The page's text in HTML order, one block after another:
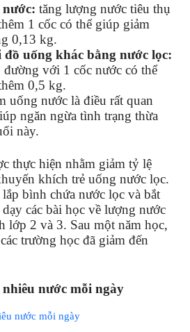
nước: tăng lượng nước tiêu thụ
1 cốc có thể giúp giảm
0,13 kg.
đồ uống khác bằng nước lọc:
với 1 cốc nước có thể
0,5 kg.
uống nước là điều rất quan
ngăn ngừa tình trạng thừa
này.
thực hiện nhằm giảm tỷ lệ
khích trẻ uống nước lọc.
bình chứa nước lọc và bắt
các bài học về lượng nước
lớp 2 và 3. Sau một năm học,
trường học đã giảm đến
nước mỗi ngày